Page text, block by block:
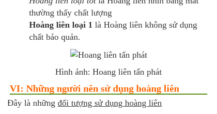
thường thấy chất lượng
Hoàng liên loại 1 là Hoàng liên không sử dụng
chất bảo quản.
Hình ảnh: Hoang liên tấn phát
VI: Những người nên sử dụng hoàng liên
Đây là những đối tượng sử dụng hoàng liên